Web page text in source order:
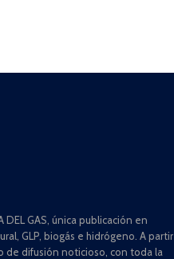
GAS, única publicación en
GLP, biogás e hidrógeno. A partir
de difusión noticioso, con toda la